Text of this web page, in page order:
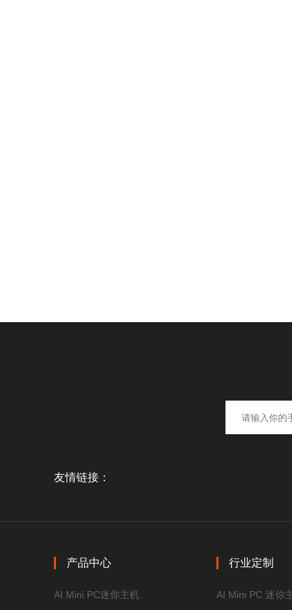
友情链接：
产品中心
AI Mini PC迷你主机
行业定制
AI Mini PC 迷你